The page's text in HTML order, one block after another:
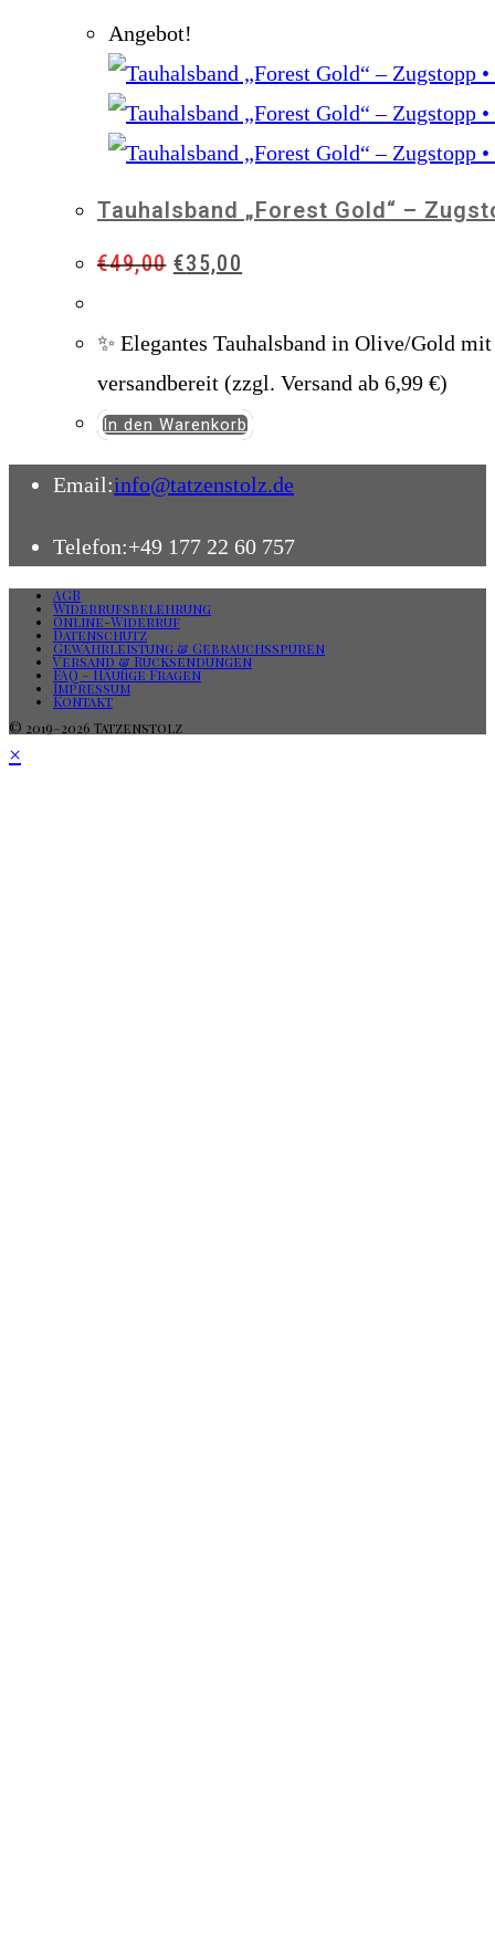
Angebot!
Tauhalsband „Forest Gold“ –
€49,00 Ursprünglicher
€49,00
€35,00
€35,00.
✨ Elegantes Tauhalsband in Olive/Gold
versandbereit (zzgl. Versand ab 6,99 €)
In den Warenkorb
Email:info@tatzenstolz.de
your
Telefon:+49 177 22 60 757
AGB
Widerrufsbelehrung
Online-Widerruf
Datenschutz
Gewährleistung & Gebrauchsspuren
Versand & Rücksendungen
FAQ – Häufige Fragen
Impressum
Kontakt
© 2019–2026 Tatzenstolz
×